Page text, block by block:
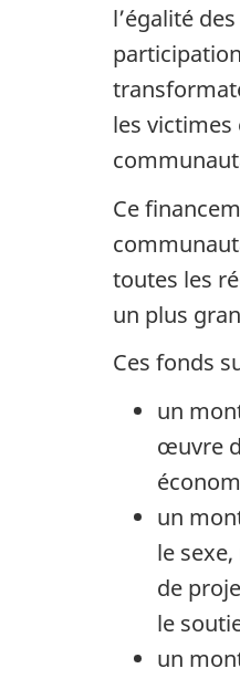
l’égalité
les victimes
Ce
toutes les
un plus
Ces fonds
un
œuvre
un
le
de
le
un